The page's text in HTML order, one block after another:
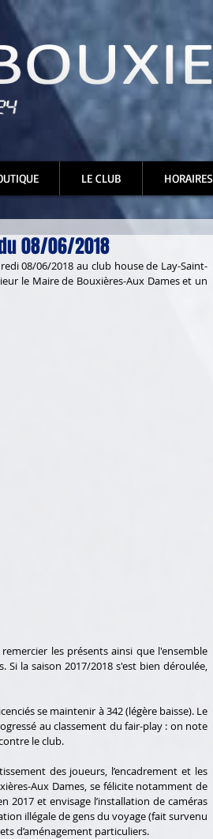
LE CLUB HORAIRES
08/06/2018
08/06/2018 au club house de Lay-Saint-
le Maire de Bouxières-Aux Dames et un
les présents ainsi que l'ensemble
la saison 2017/2018 s'est bien déroulée,
se maintenir à 342 (légère baisse). Le
au classement du fair-play : on note
le club.
des joueurs, l’encadrement et les
Aux Dames, se félicite notamment de
2017 et envisage l’installation de caméras
illégale de gens du voyage (fait survenu
d’aménagement particuliers.